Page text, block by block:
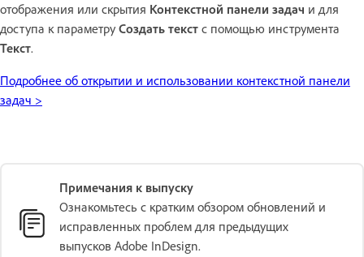
отображения или скрытия Контекстной панели задач и для
доступа к параметру Создать текст с помощью инструмента
Текст.
Подробнее об открытии и использовании контекстной панели
задач >
Примечания к выпуску
Ознакомьтесь с кратким обзором обновлений и
исправленных проблем для предыдущих
выпусков Adobe InDesign.